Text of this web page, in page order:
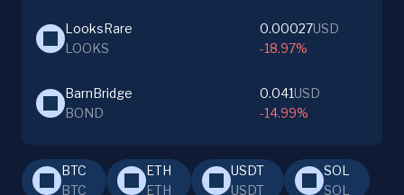
LooksRare
LOOKS
0.00027USD
-18.97%
BarnBridge
BOND
0.041USD
-14.99%
BTC
BTC
ETH
ETH
USDT
USDT
SOL
SOL